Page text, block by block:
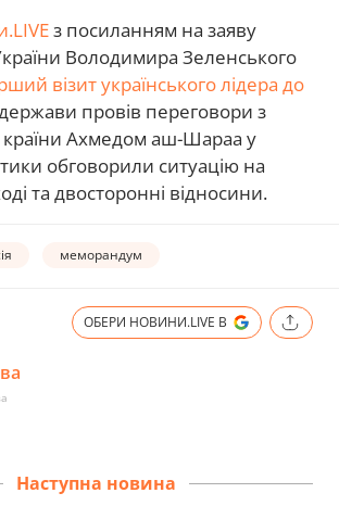
з посиланням на заяву
Володимира Зеленського
візит українського лідера до
провів переговори з
Ахмедом аш-Шараа у
обговорили ситуацію на
та двосторонні відносини.
меморандум
ОБЕРИ НОВИНИ.LIVE В
Наступна новина